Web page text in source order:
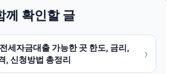
께 확인할 글
세자금대출 가능한 곳 한도, 금리,
, 신청방법 총정리
›